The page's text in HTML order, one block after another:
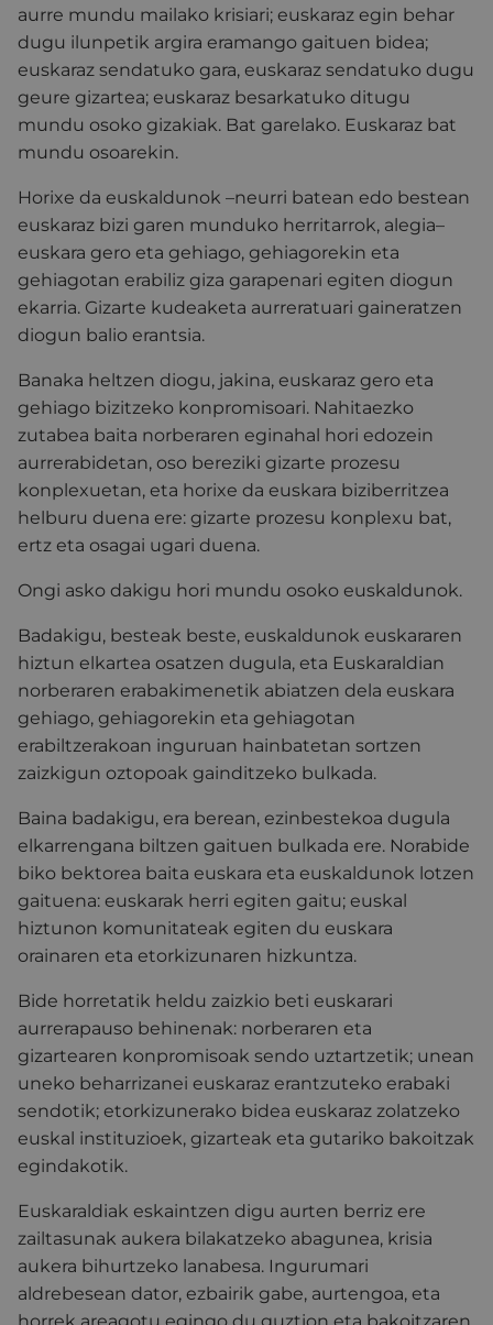
aurre mundu mailako krisiari; euskaraz egin behar
dugu ilunpetik argira eramango gaituen bidea;
euskaraz sendatuko gara, euskaraz sendatuko dugu
geure gizartea; euskaraz besarkatuko ditugu
mundu osoko gizakiak. Bat garelako. Euskaraz bat
mundu osoarekin.
Horixe da euskaldunok –neurri batean edo bestean
euskaraz bizi garen munduko herritarrok, alegia–
euskara gero eta gehiago, gehiagorekin eta
gehiagotan erabiliz giza garapenari egiten diogun
ekarria. Gizarte kudeaketa aurreratuari gaineratzen
diogun balio erantsia.
Banaka heltzen diogu, jakina, euskaraz gero eta
gehiago bizitzeko konpromisoari. Nahitaezko
zutabea baita norberaren eginahal hori edozein
aurrerabidetan, oso bereziki gizarte prozesu
konplexuetan, eta horixe da euskara biziberritzea
helburu duena ere: gizarte prozesu konplexu bat,
ertz eta osagai ugari duena.
Ongi asko dakigu hori mundu osoko euskaldunok.
Badakigu, besteak beste, euskaldunok euskararen
hiztun elkartea osatzen dugula, eta Euskaraldian
norberaren erabakimenetik abiatzen dela euskara
gehiago, gehiagorekin eta gehiagotan
erabiltzerakoan inguruan hainbatetan sortzen
zaizkigun oztopoak gainditzeko bulkada.
Baina badakigu, era berean, ezinbestekoa dugula
elkarrengana biltzen gaituen bulkada ere. Norabide
biko bektorea baita euskara eta euskaldunok lotzen
gaituena: euskarak herri egiten gaitu; euskal
hiztunon komunitateak egiten du euskara
orainaren eta etorkizunaren hizkuntza.
Bide horretatik heldu zaizkio beti euskarari
aurrerapauso behinenak: norberaren eta
gizartearen konpromisoak sendo uztartzetik; unean
uneko beharrizanei euskaraz erantzuteko erabaki
sendotik; etorkizunerako bidea euskaraz zolatzeko
euskal instituzioek, gizarteak eta gutariko bakoitzak
egindakotik.
Euskaraldiak eskaintzen digu aurten berriz ere
zailtasunak aukera bilakatzeko abagunea, krisia
aukera bihurtzeko lanabesa. Ingurumari
aldrebesean dator, ezbairik gabe, aurtengoa, eta